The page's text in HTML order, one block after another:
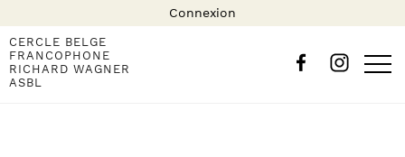
Connexion
CERCLE BELGE
FRANCOPHONE
RICHARD WAGNER
ASBL